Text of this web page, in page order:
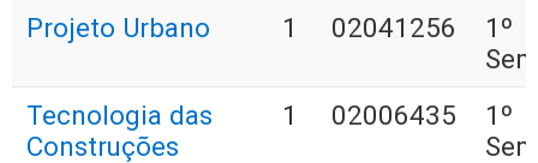
Projeto Urbano
1 02041256
1º
Tecnologia das
Construções
1 02006435
1º